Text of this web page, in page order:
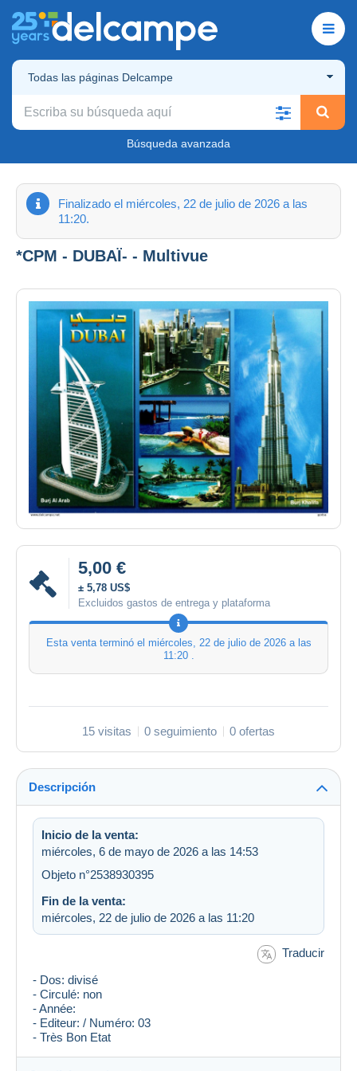
Todas las páginas Delcampe
Búsqueda avanzada
Finalizado el miércoles, 22 de julio de 2026 a las
11:20.
*CPM - DUBAÏ- - Multivue
5,00 €
± 5,78 US$
Excluidos gastos de entrega y plataforma
Esta venta terminó el miércoles, 22 de julio de 2026 a las
11:20.
15 visitas 0 seguimiento 0 ofertas
Descripción
Inicio de la venta:
miércoles, 6 de mayo de 2026 a las 14:53
Objeto n°2538930395
Fin de la venta:
miércoles, 22 de julio de 2026 a las 11:20
Traducir
- Dos: divisé
- Circulé: non
- Année:
- Editeur: / Numéro: 03
- Très Bon Etat